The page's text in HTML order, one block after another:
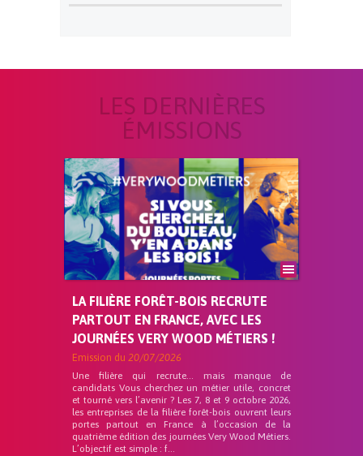
LES DERNIÈRES
ÉMISSIONS
LA FILIÈRE FORÊT-BOIS RECRUTE
PARTOUT EN FRANCE, AVEC LES
JOURNÉES VERY WOOD MÉTIERS !
Emission du 20/07/2026
Une filière qui recrute… mais manque de
candidats Vous cherchez un métier utile, concret
et tourné vers l’avenir ? Les 7, 8 et 9 octobre 2026,
les entreprises de la filière forêt-bois ouvrent leurs
portes partout en France à l’occasion de la
quatrième édition des journées Very Wood Métiers.
L’objectif est simple : f...